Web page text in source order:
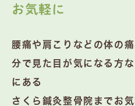
お気軽に
腰痛や肩こりなどの体の
分で見た目が気になる方
にある
さくら鍼灸整骨院までお